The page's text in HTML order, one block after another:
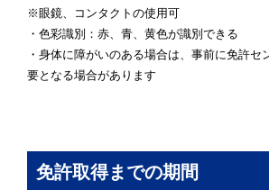
※眼鏡、コンタクトの使用可
・色彩識別：赤、青、黄色が識別できる
・身体に障がいのある場合は、事前に免許セ
要となる場合があります
免許取得までの期間